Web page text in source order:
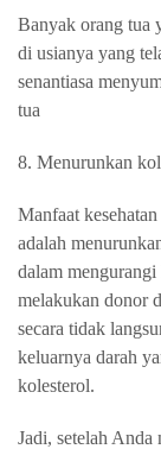
Banyak orang tua
di usianya yang
senantiasa
tua
8. Menurunkan
Manfaat
adalah
dalam
melakukan donor
secara tidak
keluarnya darah
kolesterol.
Jadi, setelah Anda